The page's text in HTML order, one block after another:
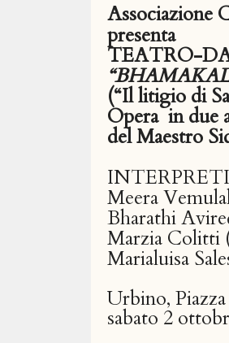
Associazione
presenta
TEATRO-
(“Il litigio di
Opera in due
del Maestro
INTERPRETI
Meera
Bharathi
Marzia Colitti
Marialuisa
Urbino,
sabato 2